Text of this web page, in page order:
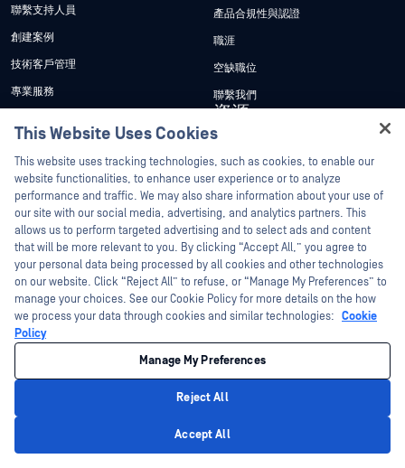
聯繫支持人員
創建案例
技術客戶管理
專業服務
My OPSWAT 入口網站
技術檔案
訓練
漏洞通報計畫
合作夥伴
認證
技術合作夥伴
產品合規性與認證
職涯
空缺職位
聯繫我們
資源
新聞稿
新聞報導
活動
網路研討會
產品型錄
免費工具
©2026OPSWAT . 保留所有權利。OPSWAT、MetaDefender、Metascan、
MetaAccess、OPSWAT 、Trust no File. Trust No Device.、OPSWAT 、Protecting the
World's Critical Infrastructure、Deep CDR™ Technology、InQuest、InQuest標誌、
DFI、RetroHunt、Deep File Inspection 及 Join the Hunt 均為OPSWAT 之商標。第三
方商標均為其各自所有者之財產。
This Website Uses Cookies
This website uses tracking technologies, such as cookies, to enable our
website functionalities, to enhance user experience or to analyze
performance and traffic. We may also share information about your use of
our site with our social media, advertising, and analytics partners. This
allows us to perform targeted advertising and to select ads and content
that will be more relevant to you. By clicking “Accept All,” you agree to
your personal data being processed by all cookies and other technologies
on our website. Click “Reject All” to refuse, or “Manage My Preferences” to
manage your choices. See our Cookie Policy for more details on the how
we process your data through cookies and similar technologies: Cookie
Policy
Manage My Preferences
Reject All
Accept All
Hey there!
I'm Ozzy, your OPSWAT virtual assistant.
How can I help you secure what's critical
today?